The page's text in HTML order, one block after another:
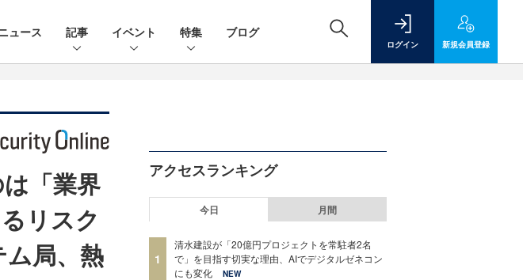
ュース 記事 イベント 特集 ブログ
ログイン 新規会員登録
「業界
リスク
局、熱
アクセスランキング
今日 月間
1
清水建設が「20億円プロジェクトを常駐者2名
で」を目指す切実な理由、AIでデジタルゼネコン
にも変化
NEW